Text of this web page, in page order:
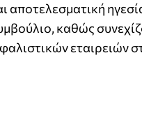
αποτελεσματική
καθώς
εταιρειών